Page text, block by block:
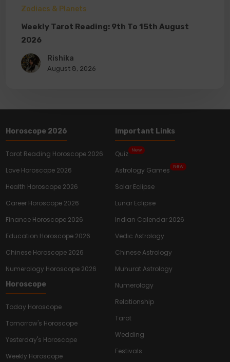
Zodiacs & Planets
Weekly Tarot Reading: 9th To 15th August
2026
Rishika
August 8, 2026
Horoscope 2026
Tarot Reading Horoscope 2026
Love Horoscope 2026
Health Horoscope 2026
Career Horoscope 2026
Finance Horoscope 2026
Education Horoscope 2026
Chinese Horoscope 2026
Numerology Horoscope 2026
Horoscope
Today Horoscope
Tomorrow's Horoscope
Yesterday's Horoscope
Weekly Horoscope
Important Links
Quiz New
Astrology Games New
Solar Eclipse
Lunar Eclipse
Indian Calendar 2026
Vedic Astrology
Chinese Astrology
Muhurat Astrology
Numerology
Relationship
Tarot
Wedding
Festivals